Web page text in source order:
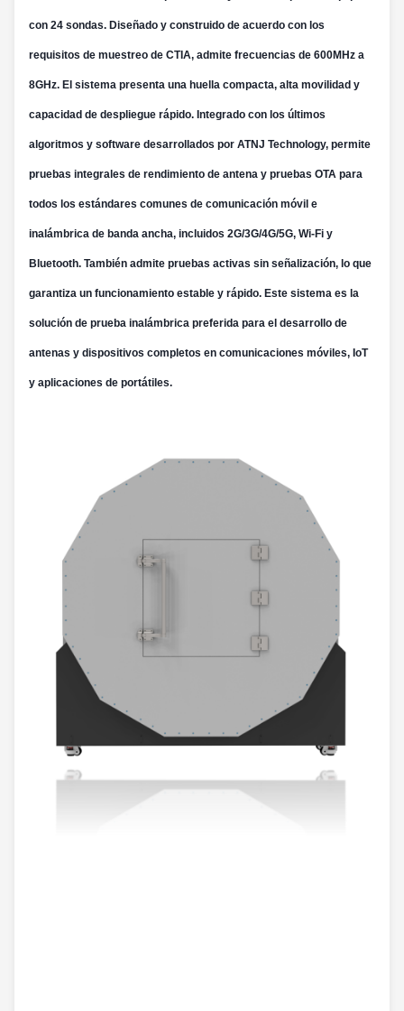
con 24 sondas. Diseñado y construido de acuerdo con los
requisitos de muestreo de CTIA, admite frecuencias de 600MHz a
8GHz. El sistema presenta una huella compacta, alta movilidad y
capacidad de despliegue rápido. Integrado con los últimos
algoritmos y software desarrollados por ATNJ Technology, permite
pruebas integrales de rendimiento de antena y pruebas OTA para
todos los estándares comunes de comunicación móvil e
inalámbrica de banda ancha, incluidos 2G/3G/4G/5G, Wi-Fi y
Bluetooth. También admite pruebas activas sin señalización, lo que
garantiza un funcionamiento estable y rápido. Este sistema es la
solución de prueba inalámbrica preferida para el desarrollo de
antenas y dispositivos completos en comunicaciones móviles, IoT
y aplicaciones de portátiles.